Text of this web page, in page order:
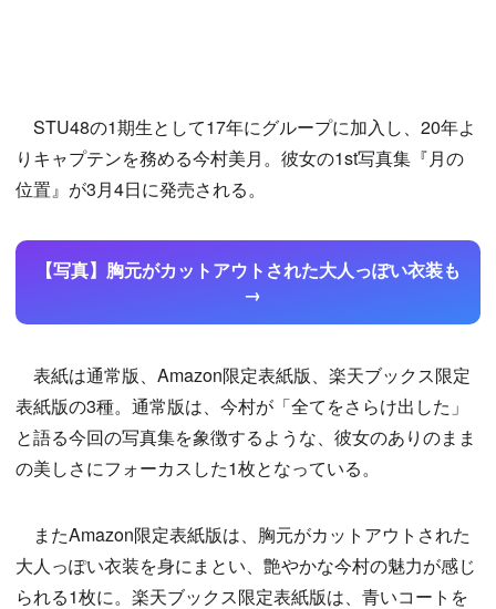
STU48の1期生として17年にグループに加入し、20年よ
りキャプテンを務める今村美月。彼女の1st写真集『月の
位置』が3月4日に発売される。
【写真】胸元がカットアウトされた大人っぽい衣装も
表紙は通常版、Amazon限定表紙版、楽天ブックス限定
表紙版の3種。通常版は、今村が「全てをさらけ出した」
と語る今回の写真集を象徴するような、彼女のありのまま
の美しさにフォーカスした1枚となっている。
またAmazon限定表紙版は、胸元がカットアウトされた
大人っぽい衣装を身にまとい、艶やかな今村の魅力が感じ
られる1枚に。楽天ブックス限定表紙版は、青いコートを